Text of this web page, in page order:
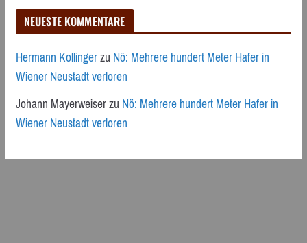
NEUESTE KOMMENTARE
Hermann KollingerzuNö: Mehrere hundert Meter Hafer in
Wiener Neustadt verloren
Johann MayerweiserzuNö: Mehrere hundert Meter Hafer in
Wiener Neustadt verloren